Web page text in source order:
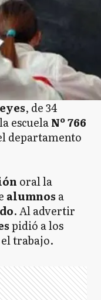
, de 34
escuelaNº 766
departamento
oral la
alumnos a
. Al advertir
pidió a los
el trabajo.